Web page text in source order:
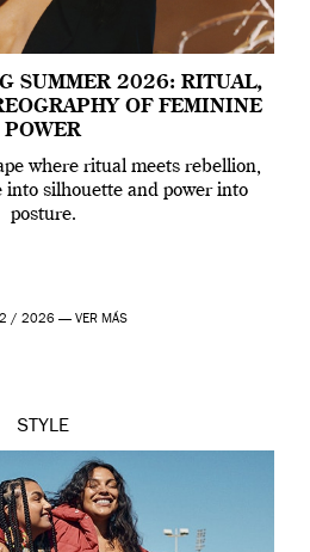
SUMMER 2026: RITUAL,
OF FEMININE
POWER
where ritual meets rebellion,
silhouette and power into
posture.
/ 2026 — VER MÁS
STYLE